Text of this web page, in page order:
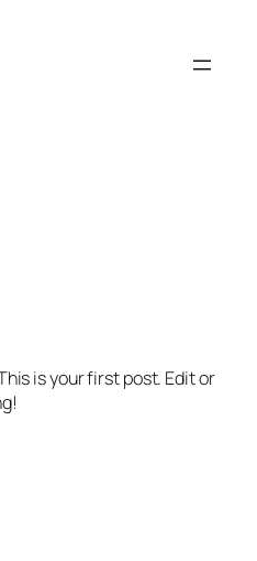
is your first post. Edit or